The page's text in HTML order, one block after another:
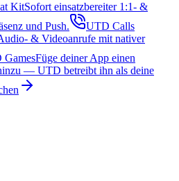
KitSofort einsatzbereiter 1:1- &
und Push.
UTD Calls
& Videoanrufe mit nativer
GamesFüge deiner App einen
— UTD betreibt ihn als deine